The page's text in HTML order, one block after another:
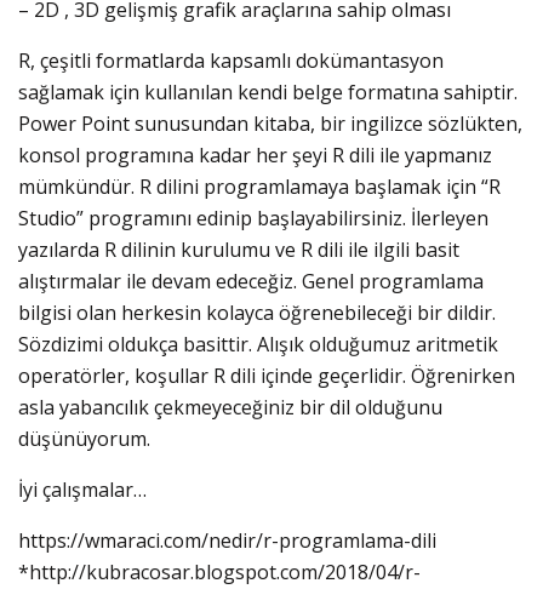
– 2D , 3D gelişmiş grafik araçlarına sahip olması
R, çeşitli formatlarda kapsamlı dokümantasyon
sağlamak için kullanılan kendi belge formatına sahiptir.
Power Point sunusundan kitaba, bir ingilizce sözlükten,
konsol programına kadar her şeyi R dili ile yapmanız
mümkündür. R dilini programlamaya başlamak için “R
Studio” programını edinip başlayabilirsiniz. İlerleyen
yazılarda R dilinin kurulumu ve R dili ile ilgili basit
alıştırmalar ile devam edeceğiz. Genel programlama
bilgisi olan herkesin kolayca öğrenebileceği bir dildir.
Sözdizimi oldukça basittir. Alışık olduğumuz aritmetik
operatörler, koşullar R dili içinde geçerlidir. Öğrenirken
asla yabancılık çekmeyeceğiniz bir dil olduğunu
düşünüyorum.
İyi çalışmalar…
https://wmaraci.com/nedir/r-programlama-dili
*http://kubracosar.blogspot.com/2018/04/r-